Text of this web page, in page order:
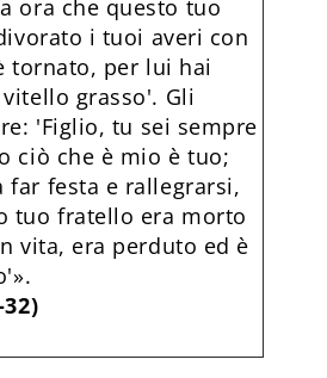
ora che questo tuo
i tuoi averi con
tornato, per lui hai
grasso'. Gli
'Figlio, tu sei sempre
ciò che è mio è tuo;
far festa e rallegrarsi,
tuo fratello era morto
vita, era perduto ed è